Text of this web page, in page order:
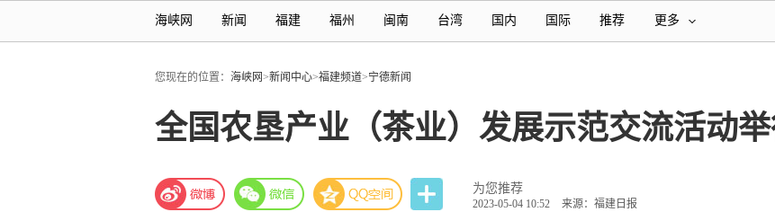
海峡网 新闻 福建 福州 闽南 台湾 国内 国际 推荐 更多
您现在的位置： 海峡网>新闻中心>福建频道>宁德新闻
全国农垦产业（茶业）发展示范交流活动
为您推荐
2023-05-04 10:52 来源：福建日报